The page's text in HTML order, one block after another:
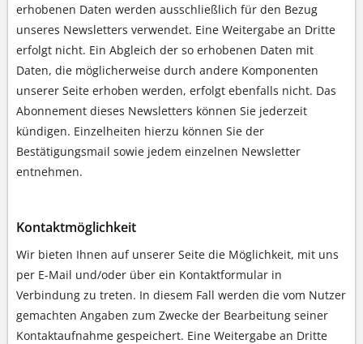
erhobenen Daten werden ausschließlich für den Bezug
unseres Newsletters verwendet. Eine Weitergabe an Dritte
erfolgt nicht. Ein Abgleich der so erhobenen Daten mit
Daten, die möglicherweise durch andere Komponenten
unserer Seite erhoben werden, erfolgt ebenfalls nicht. Das
Abonnement dieses Newsletters können Sie jederzeit
kündigen. Einzelheiten hierzu können Sie der
Bestätigungsmail sowie jedem einzelnen Newsletter
entnehmen.
Kontaktmöglichkeit
Wir bieten Ihnen auf unserer Seite die Möglichkeit, mit uns
per E-Mail und/oder über ein Kontaktformular in
Verbindung zu treten. In diesem Fall werden die vom Nutzer
gemachten Angaben zum Zwecke der Bearbeitung seiner
Kontaktaufnahme gespeichert. Eine Weitergabe an Dritte